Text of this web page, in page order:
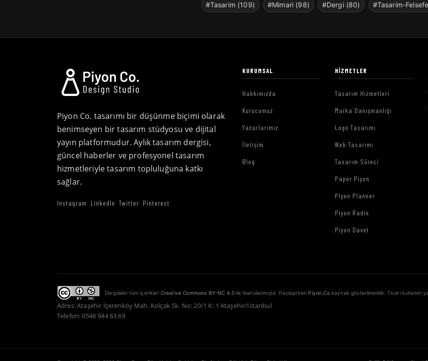
#Tasarim (109) #Mimari (98) #Dergi (80) #Tasarim-
Piyon Co. tasarımı bir düşünme biçimi olarak
benimseyen bir tasarım stüdyosu ve dijital
yayın platformudur. Aylık tasarım dergisi,
güncel haberler ve profesyonel tasarım
hizmetleriyle tasarım topluluğuna katkı
sağlar.
Instagram LinkedIn Twitter Pinterest
KURUMSAL
Hakkımızda
Kurucumuz
Yazarlarımız
İletişim
Blog
HIZMETLER
Tasarım Hizmetleri
Marka Danışmanlığı
Logo Tasarımı
Web Tasarımı
Tasarım Süreci
Paper Piyon
Piyon Planner
Piyon Radio
Piyon Davet
Dergideki tüm içerikler Creative Commons BY-NC 4.0 ile lisanslanmıştır. Paylaşırken Piyon.Cokaynak gösterilmelidir. Ticari kullanım
Adres: Ataşehir İçerenköy Mah. Kolçak Sk. No: 20/1 K: 1 Ataşehir/İstanbul
Telefon: 0546 944 63 69